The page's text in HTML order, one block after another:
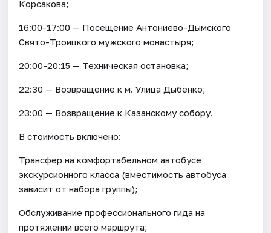
Корсакова;
16:00-17:00 — Посещение Антониево-Дымского
Свято-Троицкого мужского монастыря;
20:00-20:15 — Техническая остановка;
22:30 — Возвращение к м. Улица Дыбенко;
23:00 — Возвращение к Казанскому собору.
В стоимость включено:
Трансфер на комфортабельном автобусе
экскурсионного класса (вместимость автобуса
зависит от набора группы);
Обслуживание профессионального гида на
протяжении всего маршрута;